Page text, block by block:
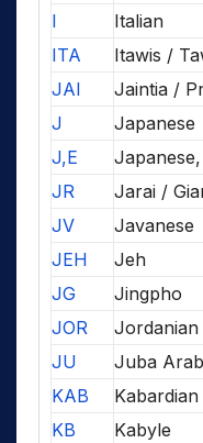
I
Italian
ITA
Itawis /
JAI
Jaintia /
J
Japanese
J,E
JR
Jarai /
JV
Javanese
JEH
Jeh
JG
Jingpho
JOR
JU
Juba
KAB
Kabardian
KB
Kabyle